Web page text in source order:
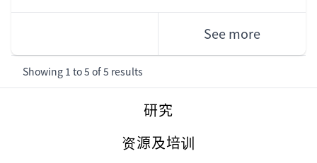
See more
Showing 1 to5 of5 results
研究
资源及培训